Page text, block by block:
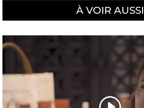
À VOIR AUSSI